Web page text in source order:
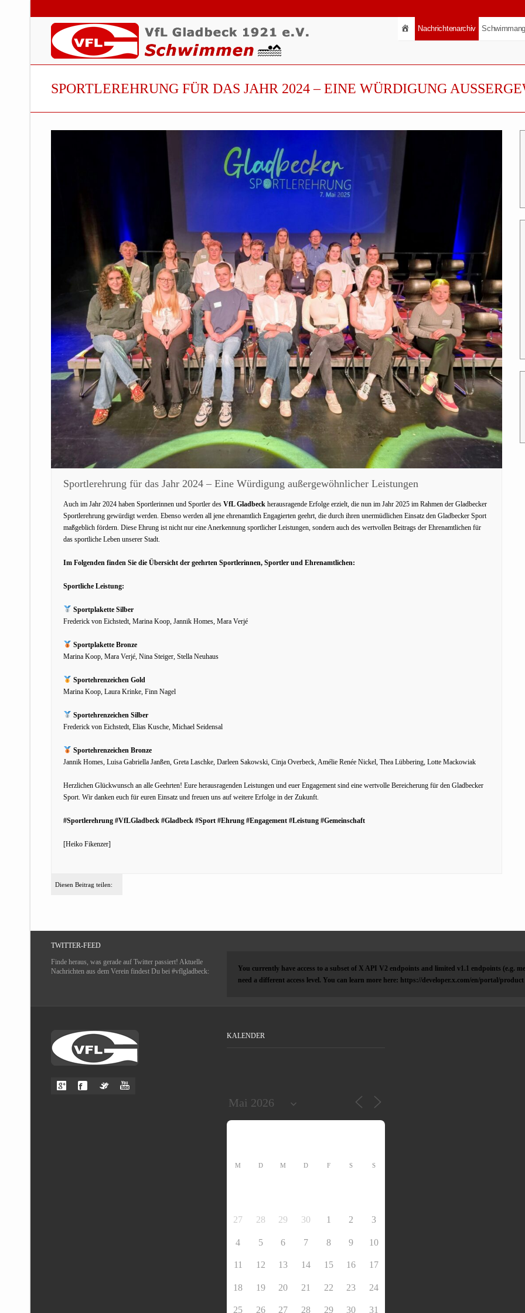
Nachrichtenarchiv
SPORTLEREHRUNG FÜR DAS JAHR 2024 – EINE WÜRDIGUNG
Sportlerehrung für das Jahr 2024 – Eine Würdigung außergewöhnlicher Leistungen
Auch im Jahr 2024 haben Sportlerinnen und Sportler des VfL Gladbeck herausragende Erfolge erzielt, die nun im Jahr 2025 im Rahmen der Gladbecker
Sportlerehrung gewürdigt werden. Ebenso werden all jene ehrenamtlich Engagierten geehrt, die durch ihren unermüdlichen Einsatz den Gladbecker Sport
maßgeblich fördern. Diese Ehrung ist nicht nur eine Anerkennung sportlicher Leistungen, sondern auch des wertvollen Beitrags der Ehrenamtlichen für
das sportliche Leben unserer Stadt.
Im Folgenden finden Sie die Übersicht der geehrten Sportlerinnen, Sportler und Ehrenamtlichen:
Sportliche Leistung:
Sportplakette Silber
Frederick von Eichstedt, Marina Koop, Jannik Homes, Mara Verjé
Sportplakette Bronze
Marina Koop, Mara Verjé, Nina Steiger, Stella Neuhaus
Sportehrenzeichen Gold
Marina Koop, Laura Krinke, Finn Nagel
Sportehrenzeichen Silber
Frederick von Eichstedt, Elias Kusche, Michael Seidensal
Sportehrenzeichen Bronze
Jannik Homes, Luisa Gabriella Janßen, Greta Laschke, Darleen Sakowski, Cinja Overbeck, Amélie Renée Nickel, Thea Lübbering, Lotte Mackowiak
Herzlichen Glückwunsch an alle Geehrten! Eure herausragenden Leistungen und euer Engagement sind eine wertvolle Bereicherung für den Gladbecker
Sport. Wir danken euch für euren Einsatz und freuen uns auf weitere Erfolge in der Zukunft.
#Sportlerehrung #VfLGladbeck #Gladbeck #Sport #Ehrung #Engagement #Leistung #Gemeinschaft
[Heiko Fikenzer]
Diesen Beitrag teilen:
TWITTER-FEED
Finde heraus, was gerade auf Twitter passiert! Aktuelle
Nachrichten aus dem Verein findest Du bei #vflgladbeck:
You currently have access to a subset of X API V2 endpoints and limited v1.1 endpoints (e.g.
need a different access level. You can learn more here: https://developer.x.com/en/portal/product
KALENDER
M D M D F S S
27 28 29 30 1 2 3
4 5 6 7 8 9 10
11 12 13 14 15 16 17
18 19 20 21 22 23 24
25 26 27 28 29 30 31